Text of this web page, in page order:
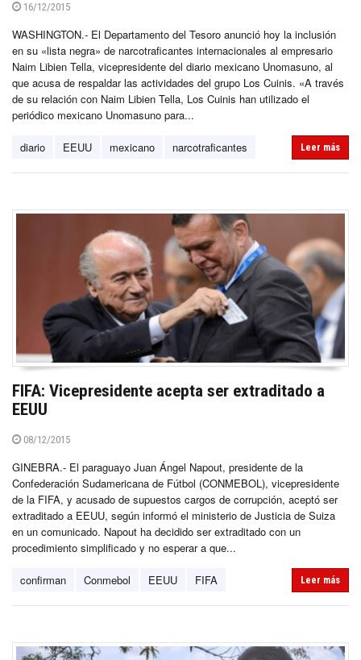
16/12/2015
WASHINGTON.- El Departamento del Tesoro anunció hoy la inclusión
en su «lista negra» de narcotraficantes internacionales al empresario
Naim Libien Tella, vicepresidente del diario mexicano Unomasuno, al
que acusa de respaldar las actividades del grupo Los Cuinis. «A través
de su relación con Naim Libien Tella, Los Cuinis han utilizado el
periódico mexicano Unomasuno para...
diario EEUU mexicano narcotraficantes Leer más
FIFA: Vicepresidente acepta ser extraditado a
EEUU
08/12/2015
GINEBRA.- El paraguayo Juan Ángel Napout, presidente de la
Confederación Sudamericana de Fútbol (CONMEBOL), vicepresidente
de la FIFA, y acusado de supuestos cargos de corrupción, aceptó ser
extraditado a EEUU, según informó el ministerio de Justicia de Suiza
en un comunicado. Napout ha decidido ser extraditado con un
procedimiento simplificado y no esperar a que...
confirman Conmebol EEUU FIFA Leer más